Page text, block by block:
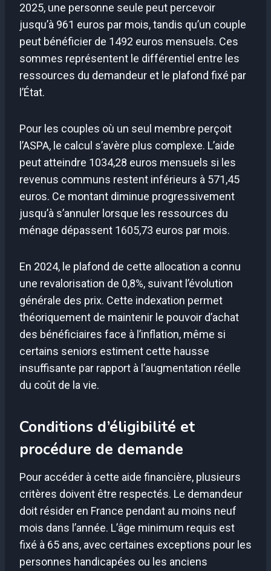
2025, une personne seule peut percevoir
jusqu’à 961 euros par mois, tandis qu’un couple
peut bénéficier de 1492 euros mensuels. Ces
sommes représentent le différentiel entre les
ressources du demandeur et le plafond fixé par
l’État.
Pour les couples où un seul membre perçoit
l’ASPA, le calcul s’avère plus complexe. L’aide
peut atteindre 1034,28 euros mensuels si les
revenus communs restent inférieurs à 571,45
euros. Ce montant diminue progressivement
jusqu’à s’annuler lorsque les ressources du
ménage dépassent 1605,73 euros par mois.
En 2024, le plafond de cette allocation a connu
une revalorisation de 0,8%, suivant l’évolution
générale des prix. Cette indexation permet
théoriquement de maintenir le pouvoir d’achat
des bénéficiaires face à l’inflation, même si
certains seniors estiment cette hausse
insuffisante par rapport à l’augmentation réelle
du coût de la vie.
Conditions d’éligibilité et
procédure de demande
Pour accéder à cette aide financière, plusieurs
critères doivent être respectés. Le demandeur
doit résider en France pendant au moins neuf
mois dans l’année. L’âge minimum requis est
fixé à 65 ans, avec certaines exceptions pour les
personnes handicapées ou les anciens